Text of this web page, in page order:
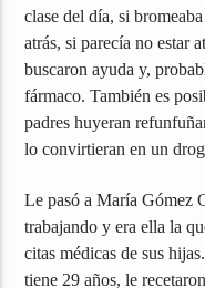
clase del día, si
atrás, si parecía no estar
buscaron ayuda y,
fármaco. También es
padres huyeran
lo convirtieran en un
Le pasó a María Gómez
trabajando y era ella la
citas médicas de sus
tiene 29 años, le